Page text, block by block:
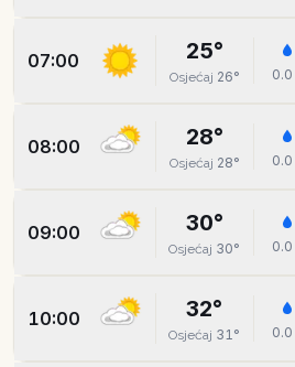
07:00 25°
Osjećaj 26° 0.0
08:00 28°
Osjećaj 28° 0.0
09:00 30°
Osjećaj 30° 0.0
10:00 32°
Osjećaj 31° 0.0